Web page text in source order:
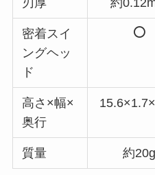
刃厚 約
密着スイ
ングヘッ
ド
高さ×幅×
奥行
質量 約20g